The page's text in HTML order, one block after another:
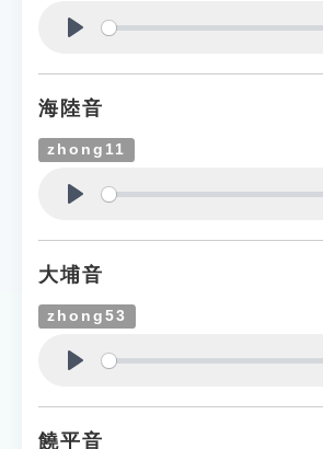
海陸音
zhong11
大埔音
zhong53
饒平音